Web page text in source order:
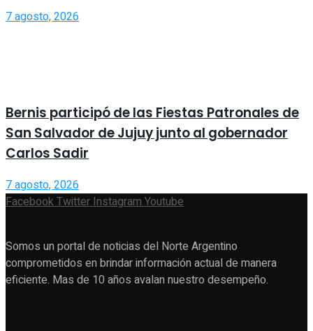
7 agosto, 2026
Bernis participó de las Fiestas Patronales de
San Salvador de Jujuy junto al gobernador
Carlos Sadir
7 agosto, 2026
FacebookTwitterInstagramYoutube
Somos un portal de noticias del Norte Argentino
comprometidos en brindar información actual de manera
eficiente. Mas de 10 años avalan nuestro desempeño.